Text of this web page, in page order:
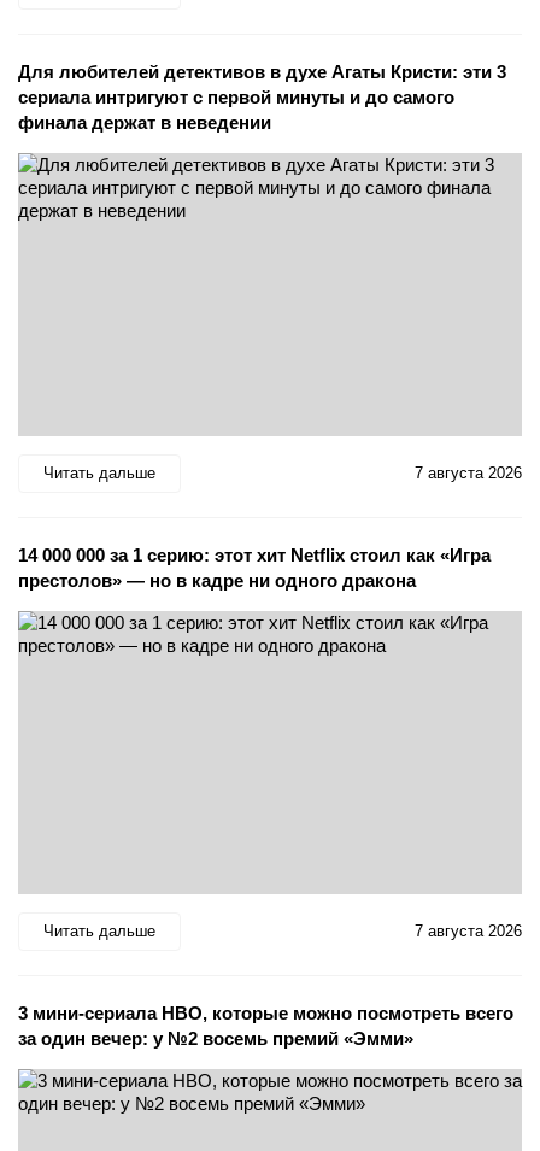
Для любителей детективов в духе Агаты Кристи: эти 3
сериала интригуют с первой минуты и до самого
финала держат в неведении
Читать дальше 7 августа 2026
14 000 000 за 1 серию: этот хит Netflix стоил как «Игра
престолов» — но в кадре ни одного дракона
Читать дальше 7 августа 2026
3 мини-сериала HBO, которые можно посмотреть всего
за один вечер: у №2 восемь премий «Эмми»